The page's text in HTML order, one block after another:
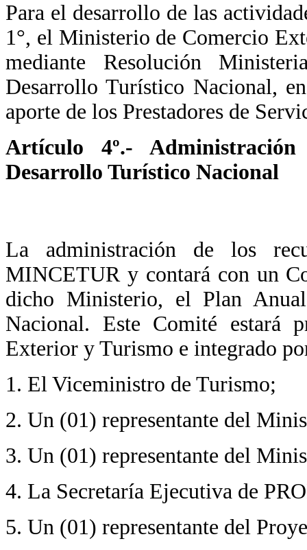
Para el desarrollo de las
1°, el Ministerio de Comercio
mediante Resolución
Desarrollo Turístico Nacional,
aporte de los Prestadores de
Artículo 4º.-
Desarrollo Turístico Nacional
La administración de los
MINCETUR y contará con un
dicho Ministerio, el Plan
Nacional. Este Comité estará
Exterior y Turismo e integrado
1. El Viceministro de Turismo;
2. Un (01) representante del
3. Un (01) representante del
4. La Secretaría Ejecutiva de
5. Un (01) representante del